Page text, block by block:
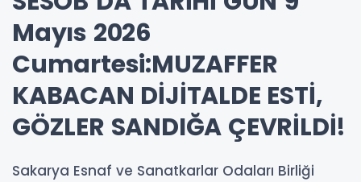
Mayıs 2026
Cumartesi:MUZAFFER
KABACAN DİJİTALDE ESTİ,
GÖZLER SANDIĞA ÇEVRİLDİ!
Sakarya Esnaf ve Sanatkarlar Odaları Birliği